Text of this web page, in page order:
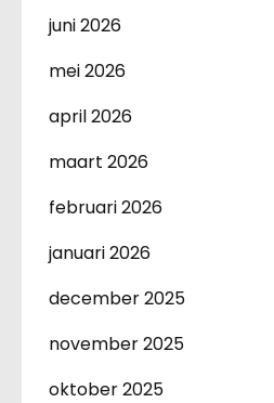
juni 2026
mei 2026
april 2026
maart 2026
februari 2026
januari 2026
december 2025
november 2025
oktober 2025